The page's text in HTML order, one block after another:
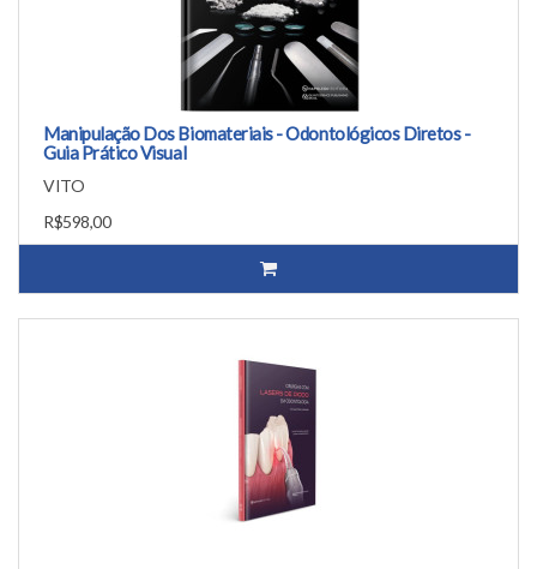
Manipulação Dos Biomateriais - Odontológicos Diretos -
Guia Prático Visual
VITO
R$598,00